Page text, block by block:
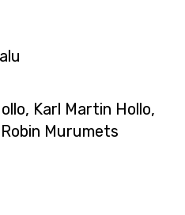
Karl Martin Hollo,
Murumets